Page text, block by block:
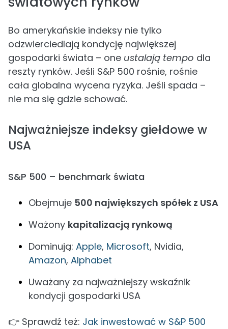
Bo amerykańskie indeksy nie tylko
odzwierciedlają kondycję największej
gospodarki świata – one ustalają tempo dla
reszty rynków. Jeśli S&P 500 rośnie, rośnie
cała globalna wycena ryzyka. Jeśli spada –
nie ma się gdzie schować.
Najważniejsze indeksy giełdowe w
USA
S&P 500 – benchmark świata
Obejmuje 500 największych spółek z USA
Ważony kapitalizacją rynkową
Dominują: Apple, Microsoft, Nvidia,
Amazon, Alphabet
Uważany za najważniejszy wskaźnik
kondycji gospodarki USA
👉 Sprawdź też: Jak inwestować w S&P 500